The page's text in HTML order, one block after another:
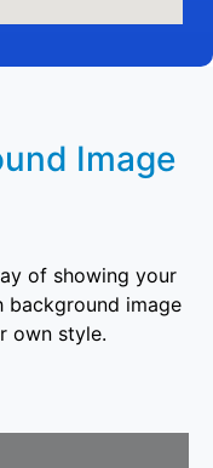
Image
of showing your
background image
own style.